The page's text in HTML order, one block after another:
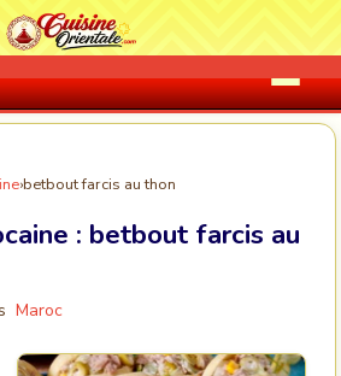
›betbout farcis au thon
: betbout farcis au
Maroc